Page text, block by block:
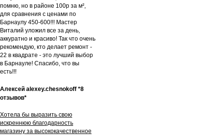
помню, но в районе 100р за м²,
для сравнения с ценами по
Барнаулу 450-600!!! Мастер
Виталий уложил все за день,
аккуратно и красиво! Так что очень
рекомендую, кто делает ремонт -
22 в квадрате - это лучший выбор
в Барнауле! Спасибо, что вы
есть!!!
Алексей alexey.chesnokoff *8
отзывов*
Хотела бы выразить свою
искреннюю благодарность
магазину за высококачественное